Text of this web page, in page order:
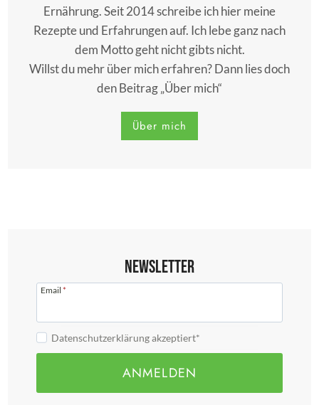
Ernährung. Seit 2014 schreibe ich hier meine
Rezepte und Erfahrungen auf. Ich lebe ganz nach
dem Motto geht nicht gibts nicht.
Willst du mehr über mich erfahren? Dann lies doch
den Beitrag „Über mich“
Über mich
Newsletter
Email *
Datenschutzerklärung akzeptiert*
ANMELDEN